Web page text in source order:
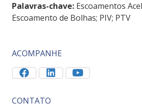
Palavras-chave: Escoamentos
Escoamento de Bolhas; PIV; PTV
ACOMPANHE
CONTATO